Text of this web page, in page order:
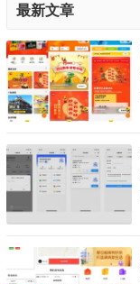
最新文章